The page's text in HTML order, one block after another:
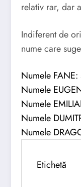
relativ rar, dar
Indiferent de
nume care
Numele
Numele
Numele
Numele
Numele
Etichetă